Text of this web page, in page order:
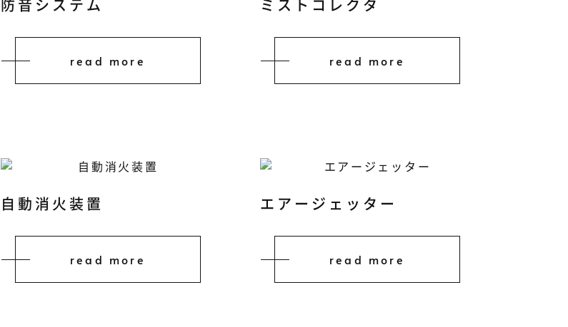
防音システム
read more
ミストコレクタ
read more
自動消火装置
read more
エアージェッター
read more